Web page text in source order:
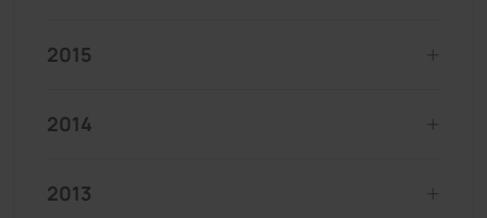
2015
2014
2013